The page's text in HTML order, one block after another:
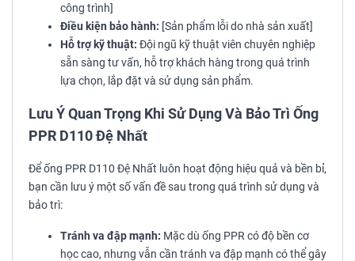
công trình]
Điều kiện bảo hành: [Sản phẩm lỗi do nhà sản xuất]
Hỗ trợ kỹ thuật: Đội ngũ kỹ thuật viên chuyên nghiệp
sẵn sàng tư vấn, hỗ trợ khách hàng trong quá trình
lựa chọn, lắp đặt và sử dụng sản phẩm.
Lưu Ý Quan Trọng Khi Sử Dụng Và Bảo Trì Ống
PPR D110 Đệ Nhất
Để ống PPR D110 Đệ Nhất luôn hoạt động hiệu quả và bền bỉ,
bạn cần lưu ý một số vấn đề sau trong quá trình sử dụng và
bảo trì:
Tránh va đập mạnh: Mặc dù ống PPR có độ bền cơ
học cao, nhưng vẫn cần tránh va đập mạnh có thể gây